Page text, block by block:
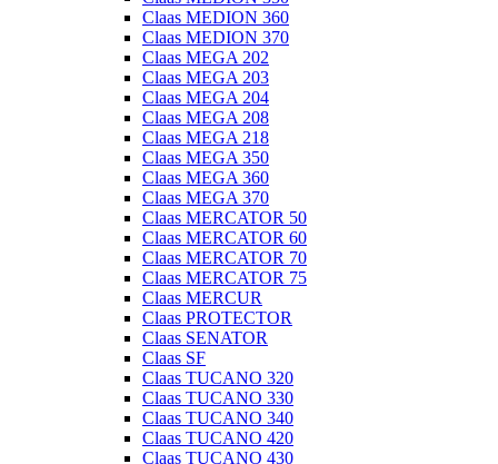
Claas MEDION 360
Claas MEDION 370
Claas MEGA 202
Claas MEGA 203
Claas MEGA 204
Claas MEGA 208
Claas MEGA 218
Claas MEGA 350
Claas MEGA 360
Claas MEGA 370
Claas MERCATOR 50
Claas MERCATOR 60
Claas MERCATOR 70
Claas MERCATOR 75
Claas MERCUR
Claas PROTECTOR
Claas SENATOR
Claas SF
Claas TUCANO 320
Claas TUCANO 330
Claas TUCANO 340
Claas TUCANO 420
Claas TUCANO 430